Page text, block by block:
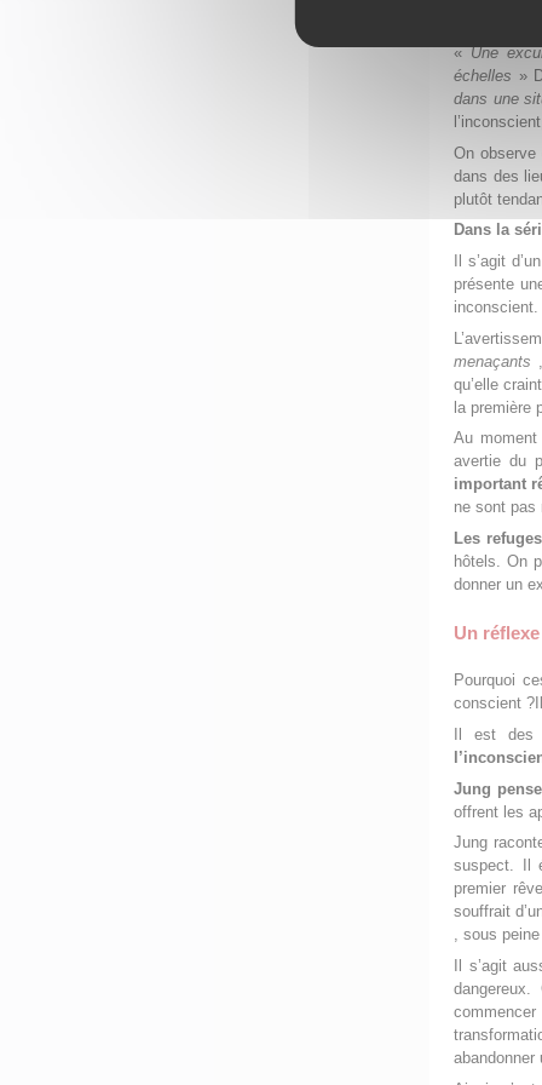
Il est
«Une
échelles »
dans une
On
dans des
plutôt
Dans la
Il s’agit
présente
inconscient.
menaçants
qu’elle
la première
Au
avertie du
important
ne sont pas
Les refuges
hôtels. On
donner un
Un
Pourquoi
conscient
Il est
Jung
offrent les
Jung
suspect. Il
premier
souffrait
, sous
Il s’agit
abandonner